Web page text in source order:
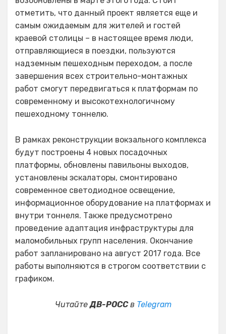
отметить, что данный проект является еще и
самым ожидаемым для жителей и гостей
краевой столицы – в настоящее время люди,
отправляющиеся в поездки, пользуются
надземным пешеходным переходом, а после
завершения всех строительно-монтажных
работ смогут передвигаться к платформам по
современному и высокотехнологичному
пешеходному тоннелю.
В рамках реконструкции вокзального комплекса
будут построены 4 новых посадочных
платформы, обновлены павильоны выходов,
установлены эскалаторы, смонтировано
современное светодиодное освещение,
информационное оборудование на платформах и
внутри тоннеля. Также предусмотрено
проведение адаптация инфраструктуры для
маломобильных групп населения. Окончание
работ запланировано на август 2017 года. Все
работы выполняются в строгом соответствии с
графиком.
ЧитайтеДВ-РОССв Telegram